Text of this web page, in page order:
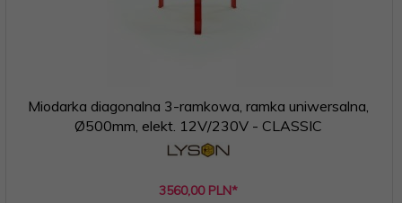
Miodarka diagonalna 3-ramkowa, ramka uniwersalna,
Ø500mm, elekt. 12V/230V - CLASSIC
3560,00 PLN*